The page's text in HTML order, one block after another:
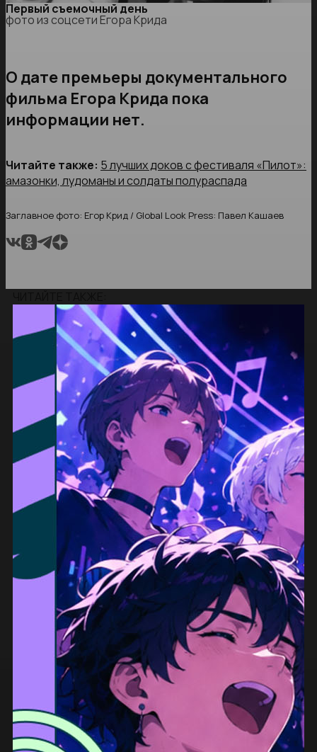
Первый съемочный день
фото из соцсети Егора Крида
О дате премьеры документального
фильма Егора Крида пока
информации нет.
Читайте также: 5 лучших доков с фестиваля «Пилот»:
амазонки, лудоманы и солдаты полураспада
Заглавное фото: Егор Крид / Global Look Press: Павел Кашаев